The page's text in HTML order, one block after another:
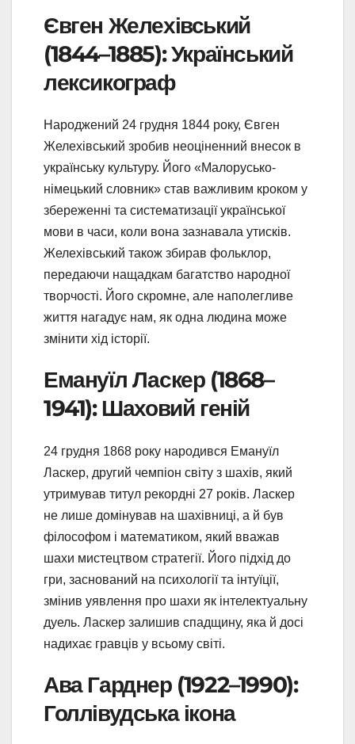
Євген Желехівський
(1844–1885): Український
лексикограф
Народжений 24 грудня 1844 року, Євген
Желехівський зробив неоціненний внесок в
українську культуру. Його «Малорусько-
німецький словник» став важливим кроком у
збереженні та систематизації української
мови в часи, коли вона зазнавала утисків.
Желехівський також збирав фольклор,
передаючи нащадкам багатство народної
творчості. Його скромне, але наполегливе
життя нагадує нам, як одна людина може
змінити хід історії.
Емануїл Ласкер (1868–
1941): Шаховий геній
24 грудня 1868 року народився Емануїл
Ласкер, другий чемпіон світу з шахів, який
утримував титул рекордні 27 років. Ласкер
не лише домінував на шахівниці, а й був
філософом і математиком, який вважав
шахи мистецтвом стратегії. Його підхід до
гри, заснований на психології та інтуїції,
змінив уявлення про шахи як інтелектуальну
дуель. Ласкер залишив спадщину, яка й досі
надихає гравців у всьому світі.
Ава Гарднер (1922–1990):
Голлівудська ікона